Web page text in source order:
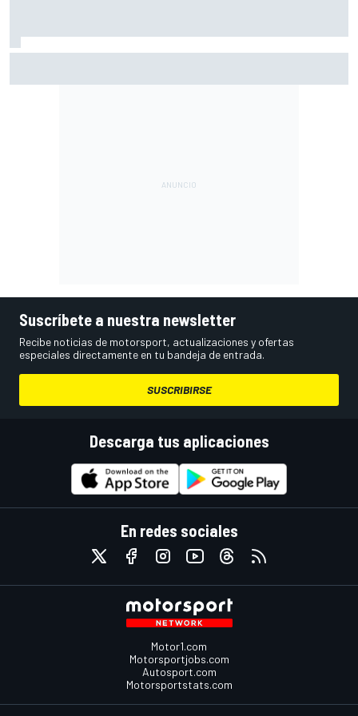
Suscríbete a nuestra newsletter
Recibe noticias de motorsport, actualizaciones y ofertas
especiales directamente en tu bandeja de entrada.
SUSCRIBIRSE
Descarga tus aplicaciones
En redes sociales
Motor1.com
Motorsportjobs.com
Autosport.com
Motorsportstats.com